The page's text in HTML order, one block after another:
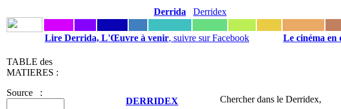
Derrida Derridex
Lire Derrida, L'Œuvre à venir, suivre sur Facebook Le cinéma en
TABLE des
MATIERES :
Source :
DERRIDEX
Chercher dans le Derridex,